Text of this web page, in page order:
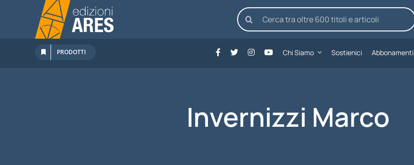
contenuto
Cerca
per:
PRODOTTI Chi Siamo Sostienici Abbonamenti
Invernizzi Marco